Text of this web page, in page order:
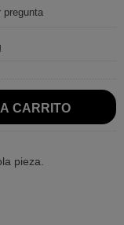
pregunta
CARRITO
pieza.